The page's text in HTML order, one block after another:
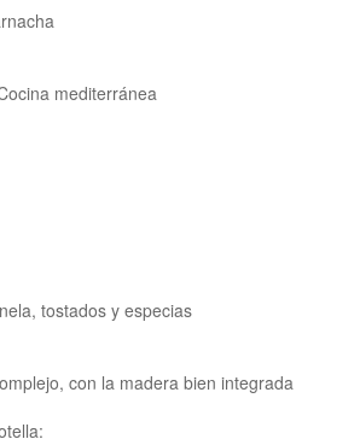
mediterránea
tostados y especias
con la madera bien integrada